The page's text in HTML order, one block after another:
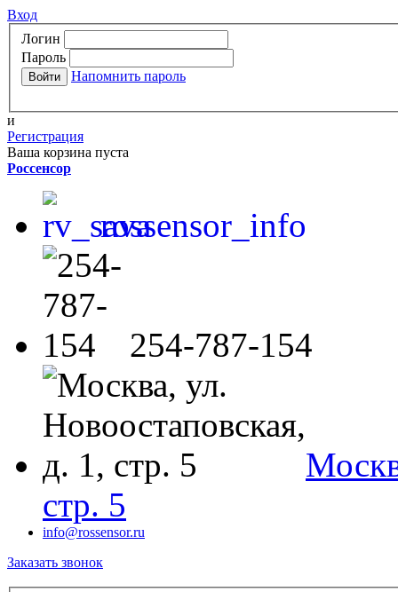
Вход
Логин
Пароль
Напомнить пароль
и
Регистрация
Ваша корзина пуста
Россенсор
rossensor_info
254-787-154
стр. 5
info@rossensor.ru
Заказать звонок